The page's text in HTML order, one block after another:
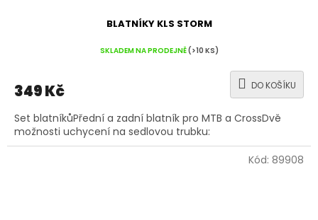
BLATNÍKY KLS STORM
SKLADEM NA PRODEJNĚ(>10 KS)
349 Kč DO KOŠÍKU
Set blatníkůPřední a zadní blatník pro MTB a CrossDvě
možnosti uchycení na sedlovou trubku:
Kód: 89908